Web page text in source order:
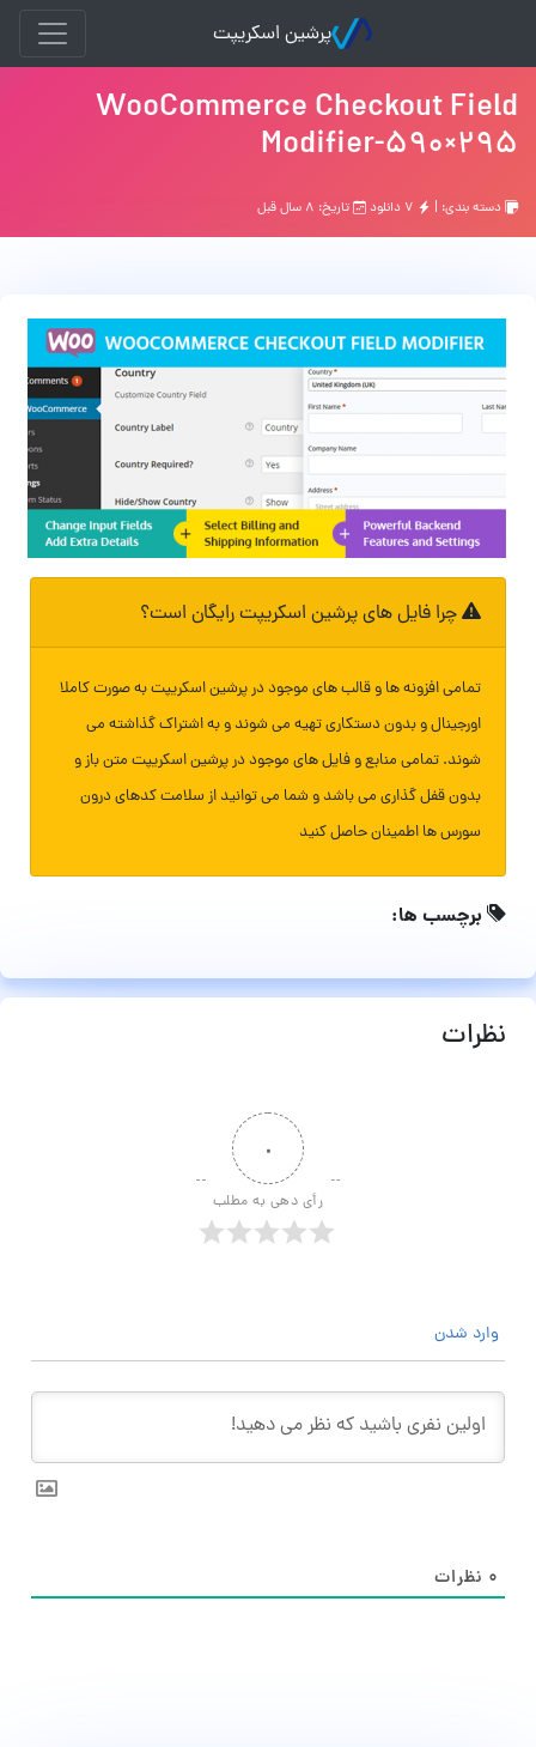
پرشین اسکریپت
WooCommerce Checkout Field
Modifier-590×295
دسته بندی: | تاریخ: ۸ سال قبل
چرا فایل های پرشین اسکریپت رایگان است؟
تمامی افزونه ها و قالب های موجود در پرشین اسکریپت به صورت کاملا
اورجینال و بدون دستکاری تهیه می شوند و به اشتراک گذاشته می
شوند. تمامی منابع و فایل های موجود در پرشین اسکریپت متن باز و
بدون قفل گذاری می باشد و شما می توانید از سلامت کدهای درون
سورس ها اطمینان حاصل کنید
برچسب ها:
نظرات
۰
رأی دهی به مطلب
وارد شدن
۰ نظرات